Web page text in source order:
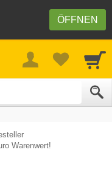
ÖFFNEN
Warenwert!